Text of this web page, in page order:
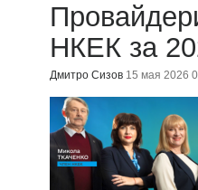
НКЕК за
Дмитро Сизов 15 мая 2026